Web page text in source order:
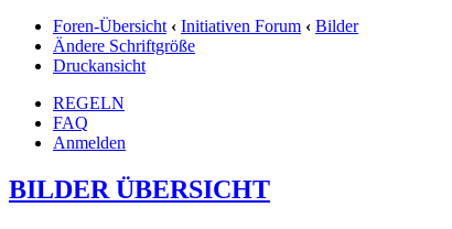
Foren-Übersicht ‹ Initiativen Forum ‹ Bilder
Ändere Schriftgröße
Druckansicht
REGELN
FAQ
Anmelden
BILDER ÜBERSICHT